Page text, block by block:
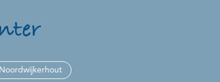
Noordwijkerhout